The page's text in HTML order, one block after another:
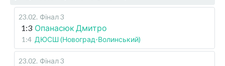
23.02. Фінал 3
1:3 Опанасюк Дмитро
1:4 ДЮСШ (Новоград-Волинський)
23.02. Фінал 3